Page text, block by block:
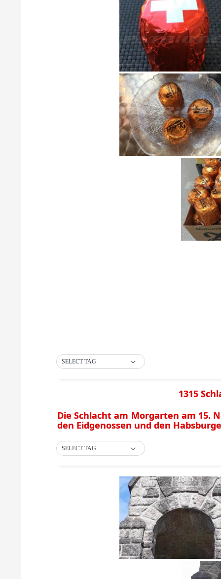
SELECT TAG
1315
Die Schlacht am Morgarten am 15.
den Eidgenossen und den
SELECT TAG